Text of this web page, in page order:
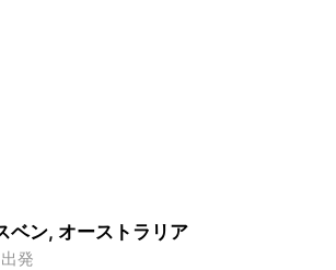
ベン, オーストラリア
発